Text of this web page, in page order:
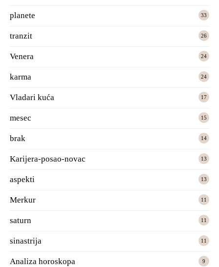
planete 33
tranzit 26
Venera 24
karma 24
Vladari kuća 17
mesec 15
brak 14
Karijera-posao-novac 13
aspekti 13
Merkur 11
saturn 11
sinastrija 11
Analiza horoskopa 9